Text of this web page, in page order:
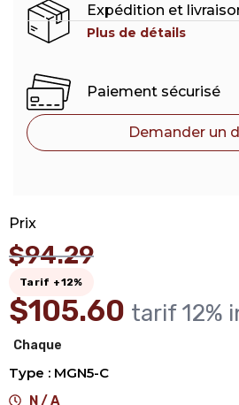
Expédition et
Plus de détails
Paiement sécurisé
Demander un
Prix
$94.29
Tarif +12%
$105.60 tarif 12%
Chaque
Type : MGN5-C
N / A